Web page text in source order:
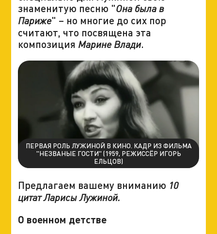
знаменитую песню "Она была в
Париже" – но многие до сих пор
считают, что посвящена эта
композиция Марине Влади.
ПЕРВАЯ РОЛЬ ЛУЖИНОЙ В КИНО. КАДР ИЗ ФИЛЬМА
"НЕЗВАНЫЕ ГОСТИ" (1959, РЕЖИССЁР ИГОРЬ
ЕЛЬЦОВ)
Предлагаем вашему вниманию 10
цитат Ларисы Лужиной.
О военном детстве